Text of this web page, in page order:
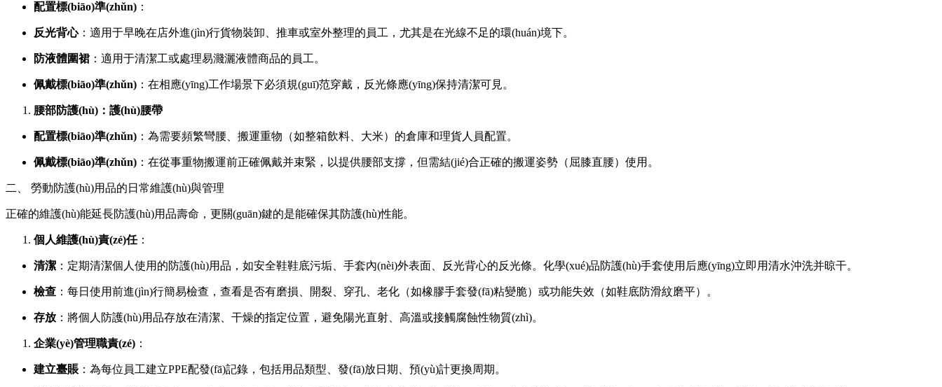
配置標(biāo)準(zhǔn) ：
反光背心：適用于早晚在店外進(jìn)行貨物裝卸、推車或室外整理的員工，尤其是在光線不足的環(huán)境下。
防液體圍裙：適用于清潔工或處理易濺灑液體商品的員工。
佩戴標(biāo)準(zhǔn) ：在相應(yīng)工作場景下必須規(guī)范穿戴，反光條應(yīng)保持清潔可見。
腰部防護(hù)：護(hù)腰帶
配置標(biāo)準(zhǔn) ：為需要頻繁彎腰、搬運重物（如整箱飲料、大米）的倉庫和理貨人員配置。
佩戴標(biāo)準(zhǔn) ：在從事重物搬運前正確佩戴并束緊，以提供腰部支撐，但需結(jié)合正確的搬運姿勢（屈膝直腰）使用。
二、 勞動防護(hù)用品的日常維護(hù)與管理
正確的維護(hù)能延長防護(hù)用品壽命，更關(guān)鍵的是能確保其防護(hù)性能。
個人維護(hù)責(zé)任：
清潔 ：定期清潔個人使用的防護(hù)用品，如安全鞋鞋底污垢、手套內(nèi)外表面、反光背心的反光條。化學(xué)品防護(hù)手套使用后應(yīng)立即用清水沖洗并晾干。
檢查 ：每日使用前進(jìn)行簡易檢查，查看是否有磨損、開裂、穿孔、老化（如橡膠手套發(fā)粘變脆）或功能失效（如鞋底防滑紋磨平）。
存放 ：將個人防護(hù)用品存放在清潔、干燥的指定位置，避免陽光直射、高溫或接觸腐蝕性物質(zhì)。
企業(yè)管理職責(zé) ：
建立臺賬 ：為每位員工建立PPE配發(fā)記錄，包括用品類型、發(fā)放日期、預(yù)計更換周期。